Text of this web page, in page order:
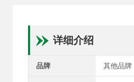
详细介绍
品牌 其他品牌